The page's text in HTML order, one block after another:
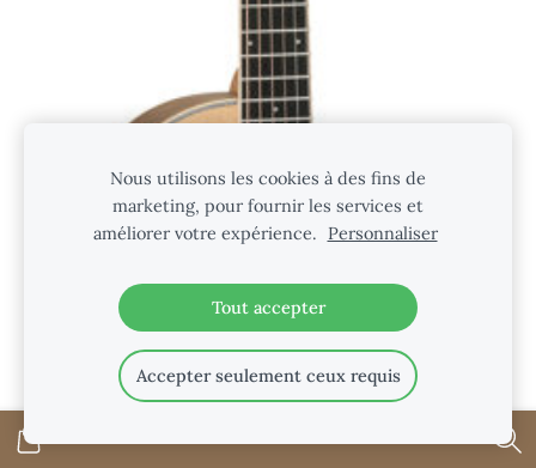
Nous utilisons les cookies à des fins de
marketing, pour fournir les services et
améliorer votre expérience.
Personnaliser
Tout accepter
Accepter seulement ceux requis